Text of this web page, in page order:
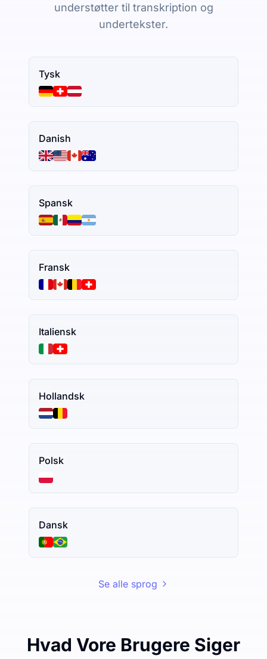
understøtter til transkription og
undertekster.
Tysk
Danish
Spansk
Fransk
Italiensk
Hollandsk
Polsk
Dansk
Se alle sprog
Hvad Vore Brugere Siger